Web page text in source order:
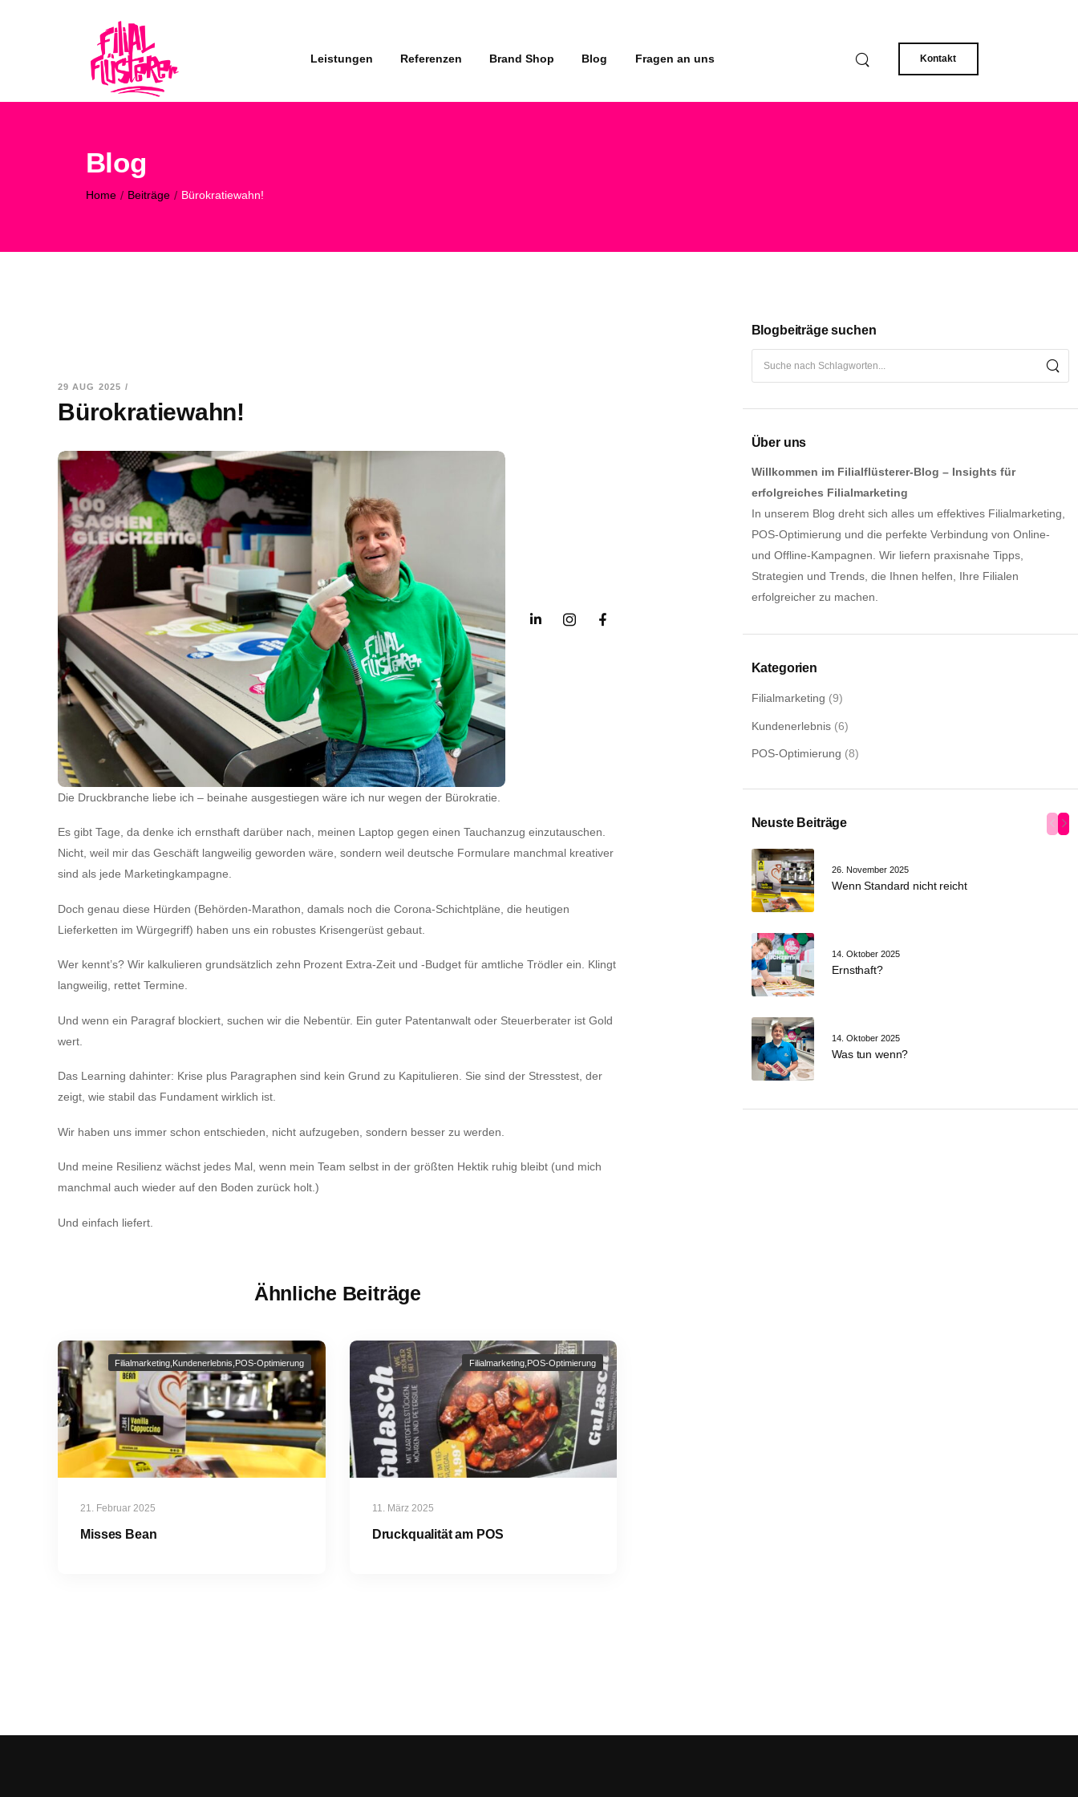
Leistungen Referenzen Brand Shop Blog Fragen an uns Kontakt
Blog
Home / Beiträge / Bürokratiewahn!
Blogbeiträge suchen
Über uns
Willkommen im Filialflüsterer-Blog – Insights für
erfolgreiches Filialmarketing
In unserem Blog dreht sich alles um effektives Filialmarketing,
POS-Optimierung und die perfekte Verbindung von Online-
und Offline-Kampagnen. Wir liefern praxisnahe Tipps,
Strategien und Trends, die Ihnen helfen, Ihre Filialen
erfolgreicher zu machen.
Kategorien
Filialmarketing (9)
Kundenerlebnis(6)
POS-Optimierung (8)
Neuste Beiträge
26. November 2025
Wenn Standard nicht reicht
14. Oktober 2025
Ernsthaft?
14. Oktober 2025
Was tun wenn?
29 AUG 2025 /
Bürokratiewahn!
Die Druckbranche liebe ich – beinahe ausgestiegen wäre ich nur wegen der Bürokratie.
Es gibt Tage, da denke ich ernsthaft darüber nach, meinen Laptop gegen einen Tauchanzug einzutauschen.
Nicht, weil mir das Geschäft langweilig geworden wäre, sondern weil deutsche Formulare manchmal kreativer
sind als jede Marketingkampagne.
Doch genau diese Hürden (Behörden‑Marathon, damals noch die Corona‑Schichtpläne, die heutigen
Lieferketten im Würgegriff) haben uns ein robustes Krisengerüst gebaut.
Wer kennt’s? Wir kalkulieren grundsätzlich zehn Prozent Extra‑Zeit und ‑Budget für amtliche Trödler ein. Klingt
langweilig, rettet Termine.
Und wenn ein Paragraf blockiert, suchen wir die Nebentür. Ein guter Patentanwalt oder Steuerberater ist Gold
wert.
Das Learning dahinter: Krise plus Paragraphen sind kein Grund zu Kapitulieren. Sie sind der Stresstest, der
zeigt, wie stabil das Fundament wirklich ist.
Wir haben uns immer schon entschieden, nicht aufzugeben, sondern besser zu werden.
Und meine Resilienz wächst jedes Mal, wenn mein Team selbst in der größten Hektik ruhig bleibt (und mich
manchmal auch wieder auf den Boden zurück holt.)
Und einfach liefert.
Ähnliche Beiträge
Filialmarketing Kundenerlebnis POS-Optimierung
21. Februar 2025
Misses Bean
Filialmarketing, POS-Optimierung
11. März 2025
Druckqualität am POS